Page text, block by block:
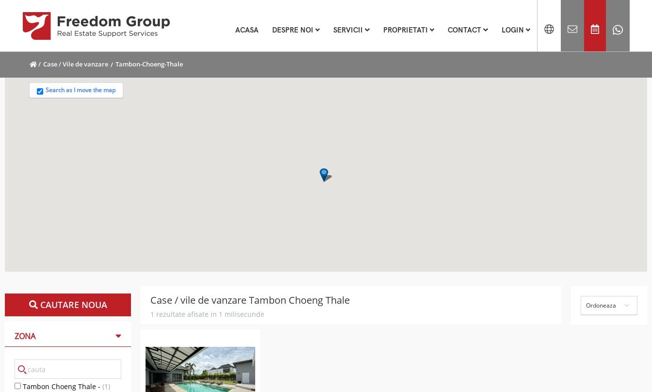
ACASA DESPRE NOI SERVICII PROPRIETATI CONTACT LOGIN
/ Case / Vile de vanzare Tambon-Choeng-Thale
Search as I move the map
CAUTARE NOUA
ZONA
Tambon Choeng Thale - (1)
Case / vile de vanzare Tambon Choeng Thale
1 rezultate afisate in 1 milisecunde